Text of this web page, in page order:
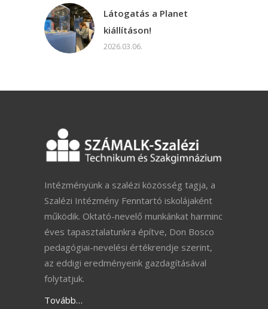
Látogatás a Planet
kiállításon!
2026.03.06.
Intézményünk a szalézi közösség tagja, a
Szalézi Intézmény Fenntartó iskolájaként
működik. Oktató-nevelő munkánkat harminc
éves tapasztalatunkra építve, Don Bosco
pedagógiai-nevelési értékrendje szerint,
az eddigi eredményeink gazdagításával
folytatjuk.
Tovább…